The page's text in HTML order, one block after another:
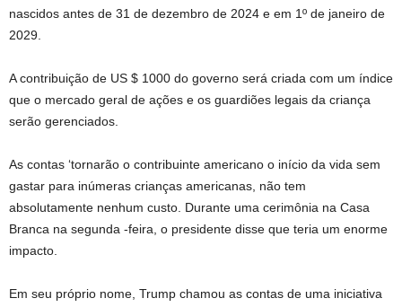
nascidos antes de 31 de dezembro de 2024 e em 1º de janeiro de
2029.
A contribuição de US $ 1000 do governo será criada com um índice
que o mercado geral de ações e os guardiões legais da criança
serão gerenciados.
As contas ‘tornarão o contribuinte americano o início da vida sem
gastar para inúmeras crianças americanas, não tem
absolutamente nenhum custo. Durante uma cerimônia na Casa
Branca na segunda -feira, o presidente disse que teria um enorme
impacto.
Em seu próprio nome, Trump chamou as contas de uma iniciativa